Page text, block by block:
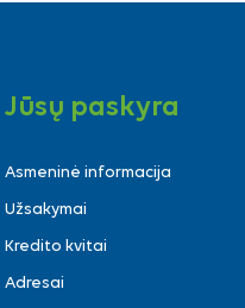
Jūsų paskyra
Asmeninė informacija
Užsakymai
Kredito kvitai
Adresai